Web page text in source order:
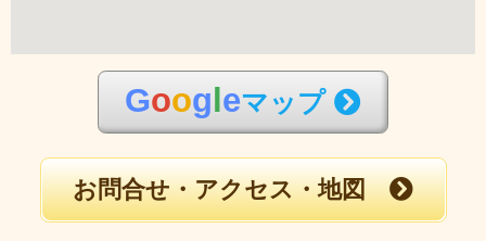
Goog eマップ
お問合せ・アクセス・地図